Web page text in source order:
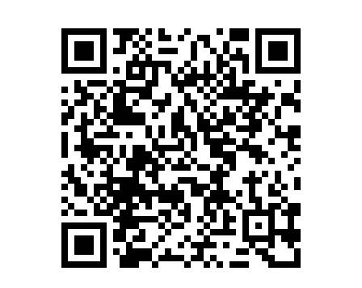
有效提升降溫效率，節省能源。 營業與公共場所管
路維護： 飯店旅館： 徹底清洗全館管線，為您的顧
客提供潔淨、穩定的用水品質。 學校、公家機
關： 定期維護校園及辦公場所水管，保障師生與民
眾用水安全。 一般家庭安心用水保障： 一般住家、
透天厝、公寓大樓： 專業深度清洗家用水管，改善
水質、恢復水壓，讓全家人的健康從源頭把關。 我
們採用先進的專業工法，能有效清除管壁髒污，並針
對不同材質、不同場所的管線特性，提供最安全、最
有效的客製化清洗方案。 水管清洗機價格及內容
專業級水管清洗設備-高周波清洗機(多家園區大廠指
定機種) 水管清洗機功能介紹 微電腦控制循環清洗 1.
水槌沖擊清洗模式 2.脈衝剝離清洗模
式 3.螺旋波清洗模式 施
工時間短、低噪音，不須破壞建築物結構。 不使用
臭氧或任何化學藥劑，無殘留疑慮。 高周波水管
為各地的住宅／工廠／醫院／學校 / 工廠機台做自來
水管清洗服務。本公司不收加盟業者之加盟金、權利
金，並提供加盟業者技術轉移及市場開發資訊，水管
清洗機可應用於：醫院／學校／ 工廠機台與一般住
宅的給自來水管污垢洗淨。 營業項目： 一、一般住
家、機關學校、飯店、公司、工廠機台各項管路之管
垢洗淨作業及水質改善工程。 二、開放全省加盟經
銷，並提供各種技術轉移。 為什麼要洗水管： 目
前生活品質提高及對養生的概念高漲，卻不知水管裡
面有重金屬及細菌，以為只要裝了RO逆滲透就可以
安心的用水，卻不知道淨水器只能把雜質過濾乾淨，
無法處理細菌，同時在洗澡時也不知重金屬會慢慢從
人體皮膚吸收至體內，日積月累會造成皮膚病變，所
以本公司努力推廣給大眾了解，讓大眾能重視家庭
水管清洗 的重要性。 因台灣工業發達並不斷的進
步，導致各種的污染產生，間接或直接的影響到水的